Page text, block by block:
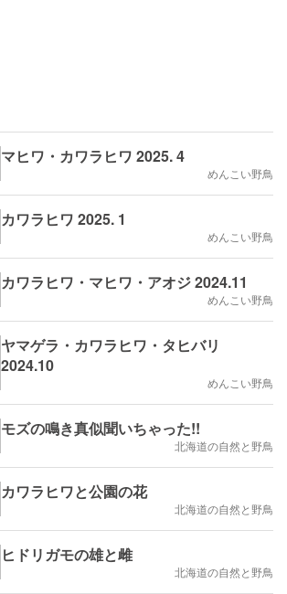
マヒワ・カワラヒワ 2025. 4
めんこい野鳥
カワラヒワ 2025. 1
めんこい野鳥
カワラヒワ・マヒワ・アオジ 2024.11
めんこい野鳥
ヤマゲラ・カワラヒワ・タヒバリ
2024.10
めんこい野鳥
モズの鳴き真似聞いちゃった!!
北海道の自然と野鳥
カワラヒワと公園の花
北海道の自然と野鳥
ヒドリガモの雄と雌
北海道の自然と野鳥